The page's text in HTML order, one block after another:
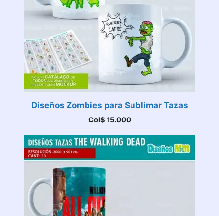
Diseños Zombies para Sublimar Tazas
Col$ 15.000